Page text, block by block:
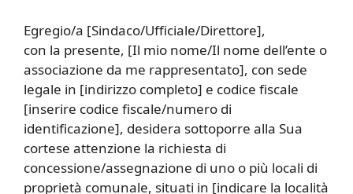
Egregio/a [Sindaco/Ufficiale/Direttore],
con la presente, [Il mio nome/Il nome dell’ente o
associazione da me rappresentato], con sede
legale in [indirizzo completo] e codice fiscale
[inserire codice fiscale/numero di
identificazione], desidera sottoporre alla Sua
cortese attenzione la richiesta di
concessione/assegnazione di uno o più locali di
proprietà comunale, situati in [indicare la località